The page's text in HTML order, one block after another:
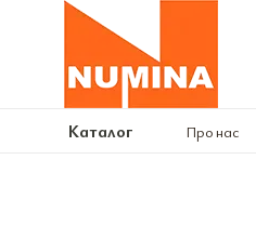
Перейти до основного контенту
Каталог Про нас